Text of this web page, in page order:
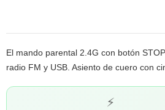
El mando parental 2.4G con botón
radio FM y USB. Asiento de cuero con
⚡